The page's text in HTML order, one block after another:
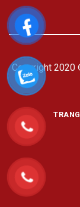
Copyright 2020